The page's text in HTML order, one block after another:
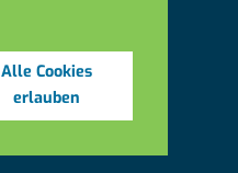
Alle Cookies
erlauben